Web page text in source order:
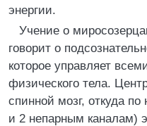
энергии.
Учение о
говорит о
которое управляет
физического тела.
спинной мозг, откуда
и 2 непарным каналам)